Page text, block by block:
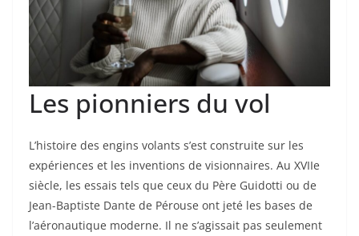
Les pionniers du vol
L’histoire des engins volants s’est construite sur les
expériences et les inventions de visionnaires. Au XVIIe
siècle, les essais tels que ceux du Père Guidotti ou de
Jean-Baptiste Dante de Pérouse ont jeté les bases de
l’aéronautique moderne. Il ne s’agissait pas seulement